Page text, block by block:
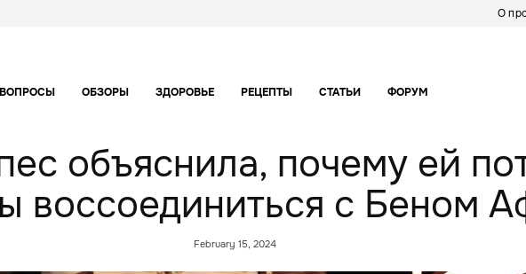
О
ВОПРОСЫ ОБЗОРЫ ЗДОРОВЬЕ РЕЦЕПТЫ СТАТЬИ ФОРУМ
объяснила, почему ей
воссоединиться с Беном
February 15, 2024